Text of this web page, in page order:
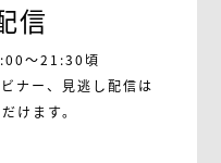
信
～21:30頃
ナー、見逃し配信は
けます。